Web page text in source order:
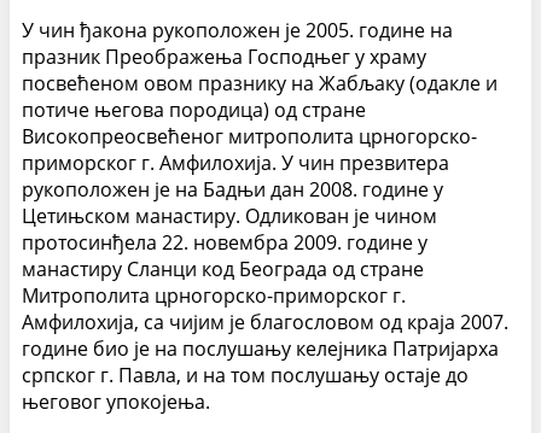
У чин ђакона рукоположен је 2005. године на
празник Преображења Господњег у храму
посвећеном овом празнику на Жабљаку (одакле и
потиче његова породица) од стране
Високопреосвећеног митрополита црногорско-
приморског г. Амфилохија. У чин презвитера
рукоположен је на Бадњи дан 2008. године у
Цетињском манастиру. Одликован је чином
протосинђела 22. новембра 2009. године у
манастиру Сланци код Београда од стране
Митрополита црногорско-приморског г.
Амфилохија, са чијим је благословом од краја 2007.
године био је на послушању келејника Патријарха
српског г. Павла, и на том послушању остаје до
његовог упокојења.